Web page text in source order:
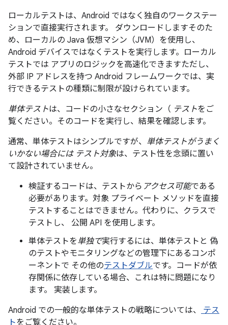
ローカルテストは、Android ではなく独自のワークステー
ションで直接実行されます。
ダウンロードしますそのた
め、ローカルの Java 仮想マシン（JVM）を使用し、
Android デバイスではなくテストを実行します。ローカル
テストでは アプリのロジックを高速化できますただし、
外部 IP アドレスを持つ Android フレームワークでは、実
行できるテストの種類に制限が設けられています。
単体テストは、コードの小さなセクション（ テストをご
覧ください。そのコードを実行し、結果を確認します。
通常、単体テストはシンプルですが、 単体テストがうまく
いかない場合には テスト対象は、テスト性を念頭に置い
て設計されていません。
検証するコードは、テストから アクセス可能である
必要があります。対象 プライベート メソッドを直接
テストすることはできません。代わりに、クラスで
テストし、 公開 API を使用します。
単体テストを単独で実行するには、単体テストと 偽
のテストやモニタリングなどの管理下にあるコンポ
ーネントで その他のテストダブルです。コードが依
存関係に依存している場合、これは特に問題になり
ます。 実装します。
Android での一般的な単体テストの戦略については、
テス
トをご覧ください。